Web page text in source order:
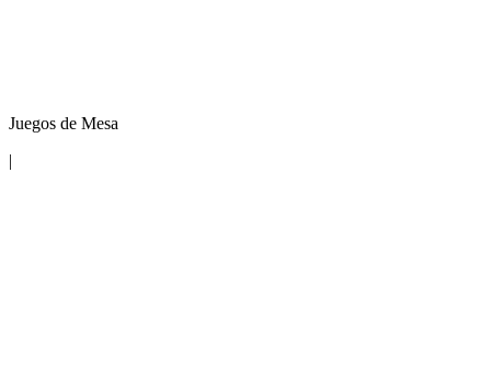
Juegos de Mesa
|